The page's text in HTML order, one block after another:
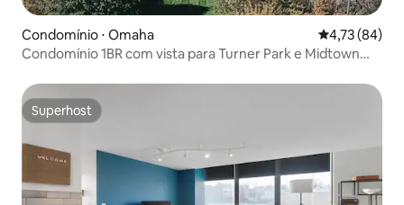
Condomínio ⋅ Omaha 4,73 de uma
4,73 (84)
Condomínio 1BR com vista para Turner Park e Midtown
Superhost
Superhost